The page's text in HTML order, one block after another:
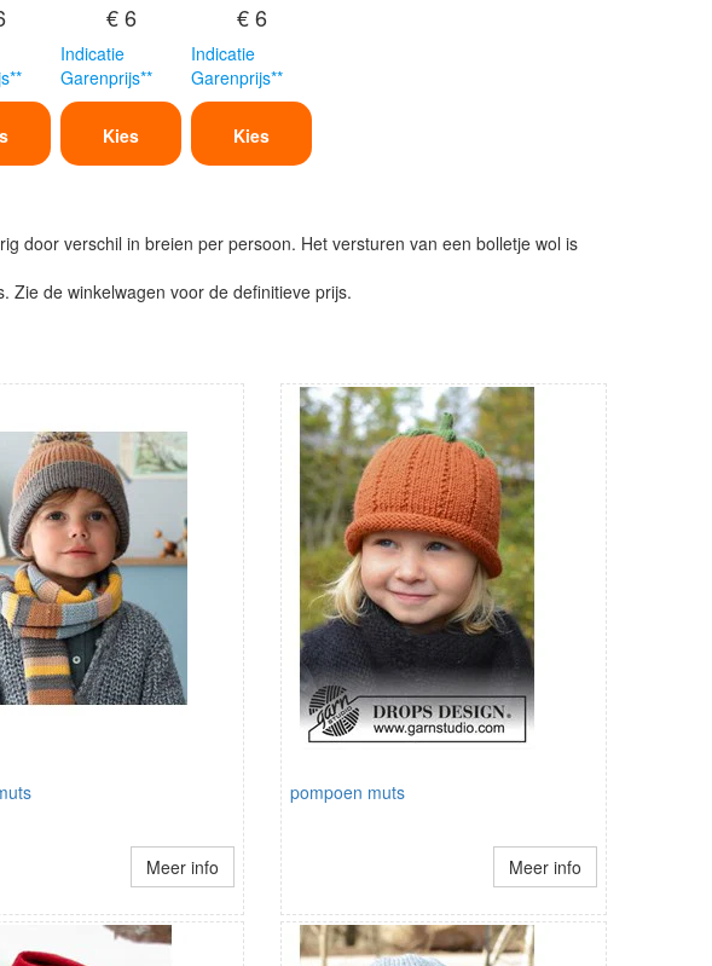
€ 6
Indicatie
Garenprijs**
Kies
€ 6
Indicatie
Garenprijs**
Kies
door verschil in breien per persoon. Het versturen van een bolletje wol is
Zie de winkelwagen voor de definitieve prijs.
Meer info
pompoen muts
Meer info